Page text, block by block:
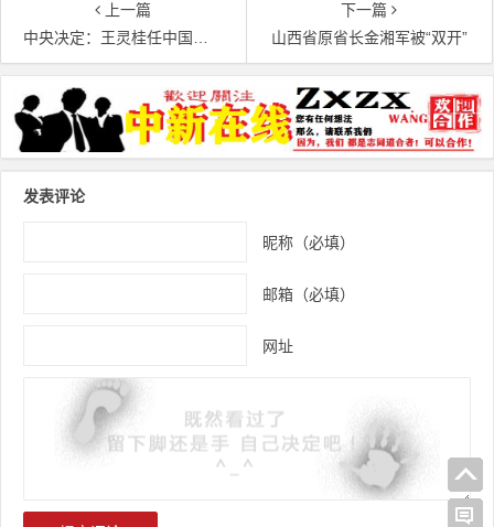
上一篇
中央决定：王灵桂任中国侨联党组书记
下一篇
山西省原省长金湘军被“双开”
发表评论
昵称（必填）
邮箱（必填）
网址